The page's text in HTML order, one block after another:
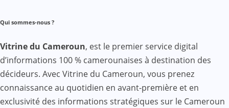
Qui sommes-nous ?
Vitrine du Cameroun, est le premier service digital
d’informations 100 % camerounaises à destination des
décideurs. Avec Vitrine du Cameroun, vous prenez
connaissance au quotidien en avant-première et en
exclusivité des informations stratégiques sur le Cameroun